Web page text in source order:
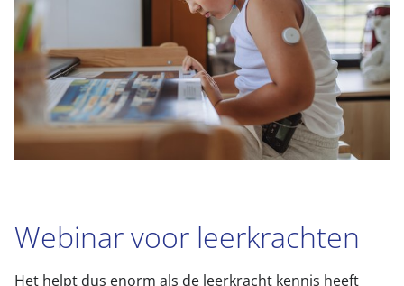
Webinar voor leerkrachten
Het helpt dus enorm als de leerkracht kennis heeft